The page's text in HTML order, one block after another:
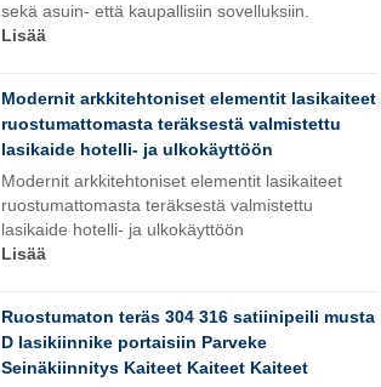
sekä asuin- että kaupallisiin sovelluksiin.
Lisää
Modernit arkkitehtoniset elementit lasikaiteet
ruostumattomasta teräksestä valmistettu
lasikaide hotelli- ja ulkokäyttöön
Modernit arkkitehtoniset elementit lasikaiteet
ruostumattomasta teräksestä valmistettu
lasikaide hotelli- ja ulkokäyttöön
Lisää
Ruostumaton teräs 304 316 satiinipeili musta
D lasikiinnike portaisiin Parveke
Seinäkiinnitys Kaiteet Kaiteet Kaiteet